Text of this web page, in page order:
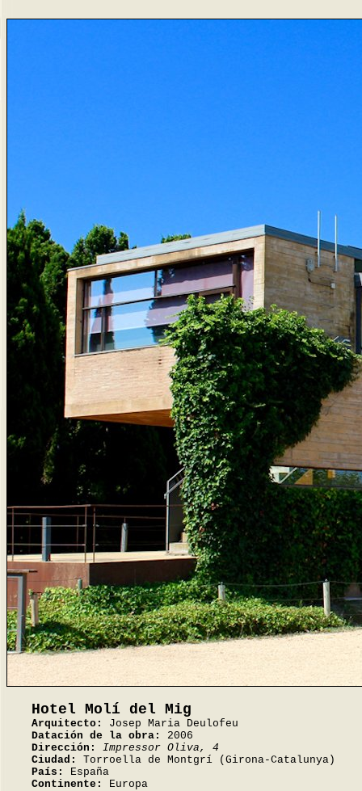
Hotel Molí del Mig
Arquitecto:
Josep Maria Deulofeu
Datación de la obra:
2006
Dirección:
Impressor Oliva, 4
Ciudad:
Torroella de Montgrí (Girona-Catalunya)
País:
España
Continente:
Europa